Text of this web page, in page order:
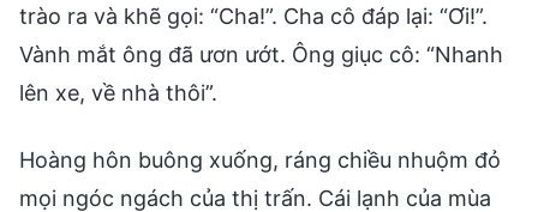
trào ra và khẽ gọi: “Cha!”. Cha cô đáp lại: “Ơi!”.
Vành mắt ông đã ươn ướt. Ông giục cô: “Nhanh
lên xe, về nhà thôi”.
Hoàng hôn buông xuống, ráng chiều nhuộm đỏ
mọi ngóc ngách của thị trấn. Cái lạnh của mùa